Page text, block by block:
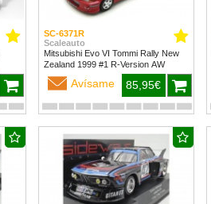
SC-6371R
Scaleauto
Mitsubishi Evo VI Tommi Rally New
Zealand 1999 #1 R-Version AW
Avísame 85,95€